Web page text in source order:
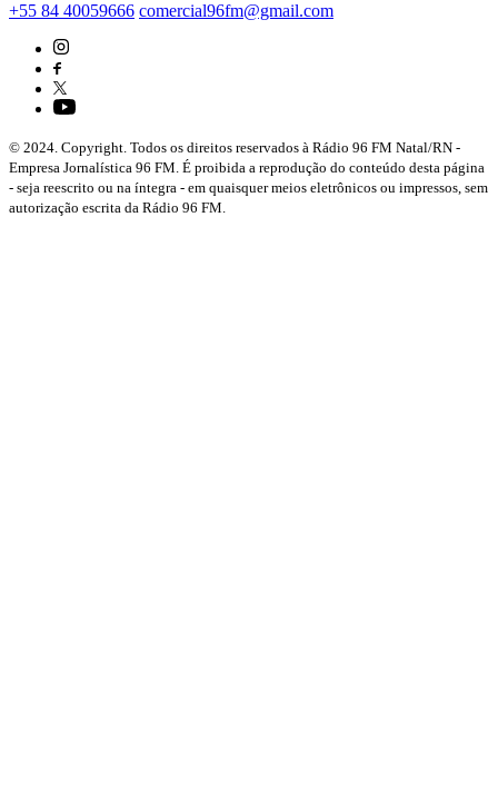
+55 84 40059666 comercial96fm@gmail.com
© 2024. Copyright. Todos os direitos reservados à Rádio 96 FM Natal/RN -
Empresa Jornalística 96 FM. É proibida a reprodução do conteúdo desta página
- seja reescrito ou na íntegra - em quaisquer meios eletrônicos ou impressos, sem
autorização escrita da Rádio 96 FM.